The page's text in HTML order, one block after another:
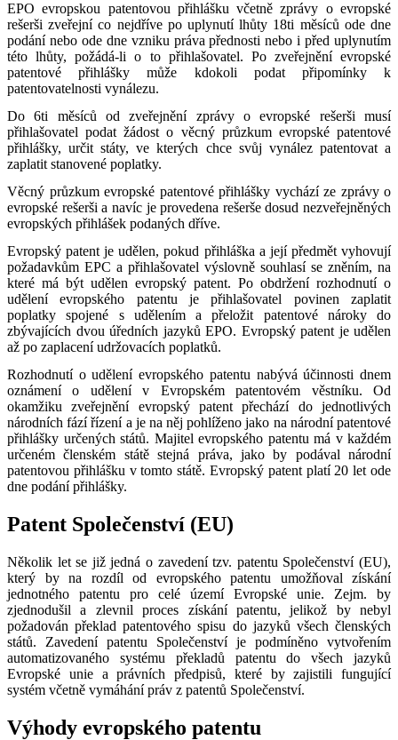
EPO evropskou patentovou přihlášku včetně zprávy o evropské
rešerši zveřejní co nejdříve po uplynutí lhůty 18ti měsíců ode dne
podání nebo ode dne vzniku práva přednosti nebo i před uplynutím
této lhůty, požádá-li o to přihlašovatel. Po zveřejnění evropské
patentové přihlášky může kdokoli podat připomínky k
patentovatelnosti vynálezu.
Do 6ti měsíců od zveřejnění zprávy o evropské rešerši musí
přihlašovatel podat žádost o věcný průzkum evropské patentové
přihlášky, určit státy, ve kterých chce svůj vynález patentovat a
zaplatit stanovené poplatky.
Věcný průzkum evropské patentové přihlášky vychází ze zprávy o
evropské rešerši a navíc je provedena rešerše dosud nezveřejněných
evropských přihlášek podaných dříve.
Evropský patent je udělen, pokud přihláška a její předmět vyhovují
požadavkům EPC a přihlašovatel výslovně souhlasí se zněním, na
které má být udělen evropský patent. Po obdržení rozhodnutí o
udělení evropského patentu je přihlašovatel povinen zaplatit
poplatky spojené s udělením a přeložit patentové nároky do
zbývajících dvou úředních jazyků EPO. Evropský patent je udělen
až po zaplacení udržovacích poplatků.
Rozhodnutí o udělení evropského patentu nabývá účinnosti dnem
oznámení o udělení v Evropském patentovém věstníku. Od
okamžiku zveřejnění evropský patent přechází do jednotlivých
národních fází řízení a je na něj pohlíženo jako na národní patentové
přihlášky určených států. Majitel evropského patentu má v každém
určeném členském státě stejná práva, jako by podával národní
patentovou přihlášku v tomto státě. Evropský patent platí 20 let ode
dne podání přihlášky.
Patent Společenství (EU)
Několik let se již jedná o zavedení tzv. patentu Společenství (EU),
který by na rozdíl od evropského patentu umožňoval získání
jednotného patentu pro celé území Evropské unie. Zejm. by
zjednodušil a zlevnil proces získání patentu, jelikož by nebyl
požadován překlad patentového spisu do jazyků všech členských
států. Zavedení patentu Společenství je podmíněno vytvořením
automatizovaného systému překladů patentu do všech jazyků
Evropské unie a právních předpisů, které by zajistili fungující
systém včetně vymáhání práv z patentů Společenství.
Výhody evropského patentu